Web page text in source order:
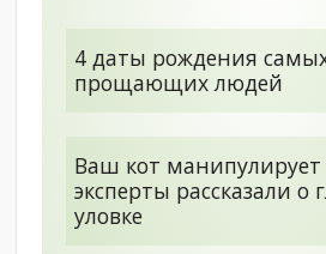
4 даты рождения
прощающих людей
Ваш кот
эксперты рассказали о
уловке